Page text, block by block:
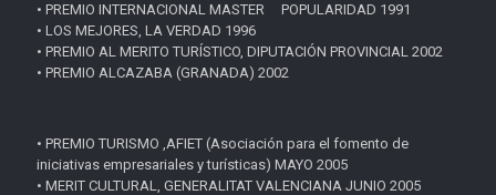
• PREMIO INTERNACIONAL MASTER POPULARIDAD 1991
• LOS MEJORES, LA VERDAD 1996
• PREMIO AL MERITO TURÍSTICO, DIPUTACIÓN PROVINCIAL 2002
• PREMIO ALCAZABA (GRANADA) 2002
• PREMIO TURISMO ,AFIET (Asociación para el fomento de
iniciativas empresariales y turísticas) MAYO 2005
• MERIT CULTURAL, GENERALITAT VALENCIANA JUNIO 2005